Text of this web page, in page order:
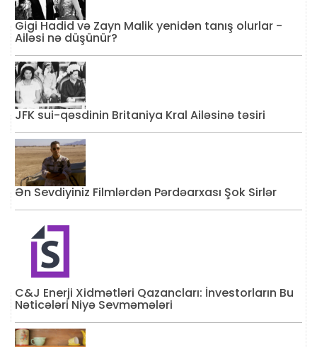
Gigi Hadid və Zayn Malik yenidən tanış olurlar -
Ailəsi nə düşünür?
JFK sui-qəsdinin Britaniya Kral Ailəsinə təsiri
Ən Sevdiyiniz Filmlərdən Pərdəarxası Şok Sirlər
C&J Enerji Xidmətləri Qazancları: İnvestorların Bu
Nəticələri Niyə Sevməmələri